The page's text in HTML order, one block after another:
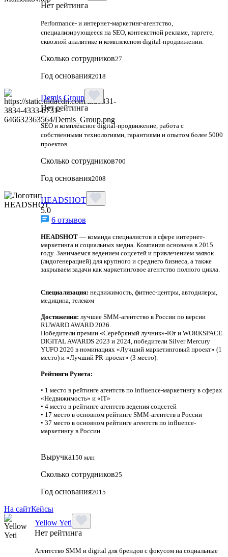
Нет рейтинга
Performance‑ и интернет‑маркетинг‑агентство,
специализирующееся на SEO, контекстной рекламе, таргете,
сквозной аналитике и комплексном digital‑продвижении.
Сколько сотрудников27
Год основания2018
Demis Group
Нет рейтинга
SEO и комплексное digital-продвижение, работа с
собственными технологиями, гарантиями и опытом более 5000
проектов
Сколько сотрудников700
Год основания2008
HEADSHOT
5.0
6 отзывов
HEADSHOT — команда специалистов в сфере интернет-
маркетинга и социальных медиа. Компания основана в 2015
году. Занимаемся ведением соцсетей и привлечением заявок
(лидогенерацией) для крупного и среднего бизнеса, а также
закрываем задачи как маркетинговое агентство полного цикла.
Специализация: недвижимость, фитнес-центры, автодилеры,
медицина, телеком
Достижения: лучшее SMM-агентство в России по версии
RUWARD AWARD 2026.
Победители премии «Серебряный лучник»-Юг и WORKSPACE
DIGITAL AWARDS 2023 и 2024, победители Silver Mercury
YUFO 2026 в номинациях «Лучший маркетинговый проект» (1
место) и «Лучший PR-проект» (3 место).
Рейтинги Рунета:
• 1 место в рейтинге агентств по influence-маркетингу в сферах
«Недвижимость» и «IT»
• 4 место в рейтинге агентств ведения соцсетей
• 17 место в основном рейтинге SMM-агентств в России
• 37 место в основном рейтинге агентств по influence-
маркетингу в России
Выручка150 млн
Сколько сотрудников25
Год основания2015
На сайтКейсы
Yellow Yeti
Нет рейтинга
Агентство SMM и digital для брендов с фокусом на социальные